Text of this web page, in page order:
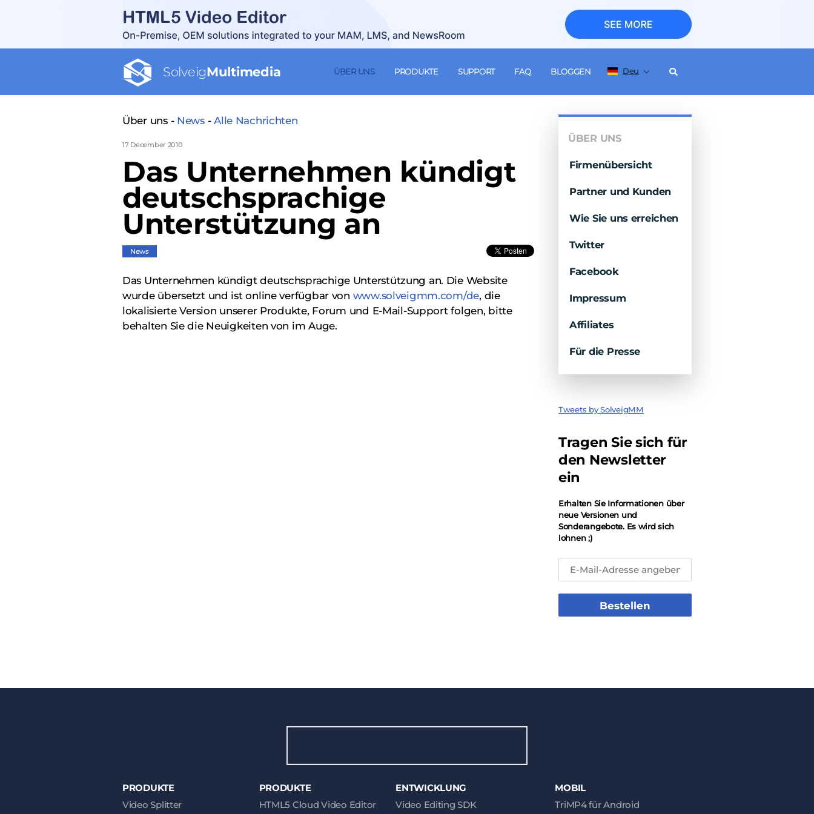
SolveigMultimedia ÜBER UNS PRODUKTE SUPPORT FAQ BLOGGEN Deu
Über uns - News-Alle Nachrichten
17 December 2010
Das Unternehmen kündigt
deutschsprachige
Unterstützung an
News
Das Unternehmen kündigt deutschsprachige Unterstützung an. Die Website
wurde übersetzt und ist online verfügbar von www.solveigmm.com/de, die
lokalisierte Version unserer Produkte, Forum und E-Mail-Support folgen, bitte
behalten Sie die Neuigkeiten von im Auge.
ÜBER UNS
Firmenübersicht
Partner und Kunden
Wie Sie uns erreichen
Twitter
Facebook
Impressum
Affiliates
Für die Presse
Tweets by SolveigMM
Tragen Sie sich für
den Newsletter
ein
Erhalten Sie Informationen über
neue Versionen und
Sonderangebote. Es wird sich
lohnen ;)
Bestellen
PRODUKTE
Video Splitter
PRODUKTE
HTML5 Cloud Video Editor
ENTWICKLUNG
Video Editing SDK
MOBIL
TriMP4 für Android